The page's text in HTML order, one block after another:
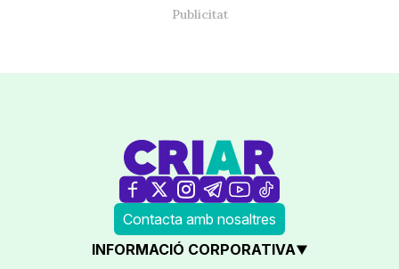
Contacta amb nosaltres
INFORMACIÓ CORPORATIVA